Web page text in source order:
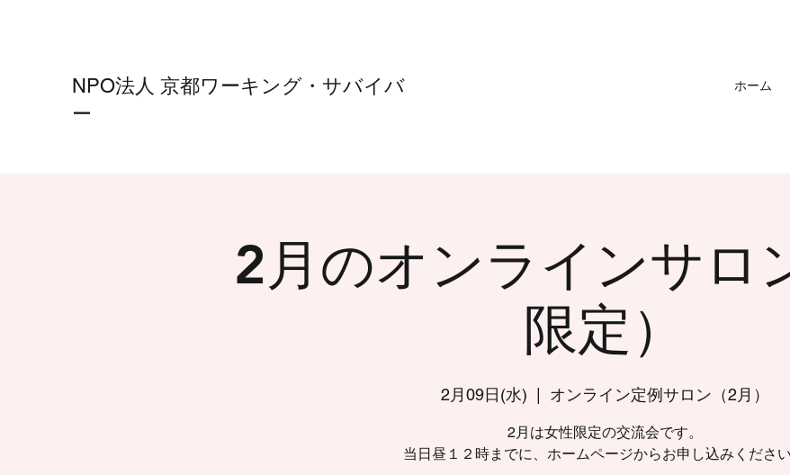
NPO法人 京都ワーキング・サバイバ
ー
ホーム
2月のオンラインサロ
限定）
2月09日(水) オンライン定例サロン（2月）
2月は女性限定の交流会です。
当日昼１２時までに、ホームページからお申し込みください